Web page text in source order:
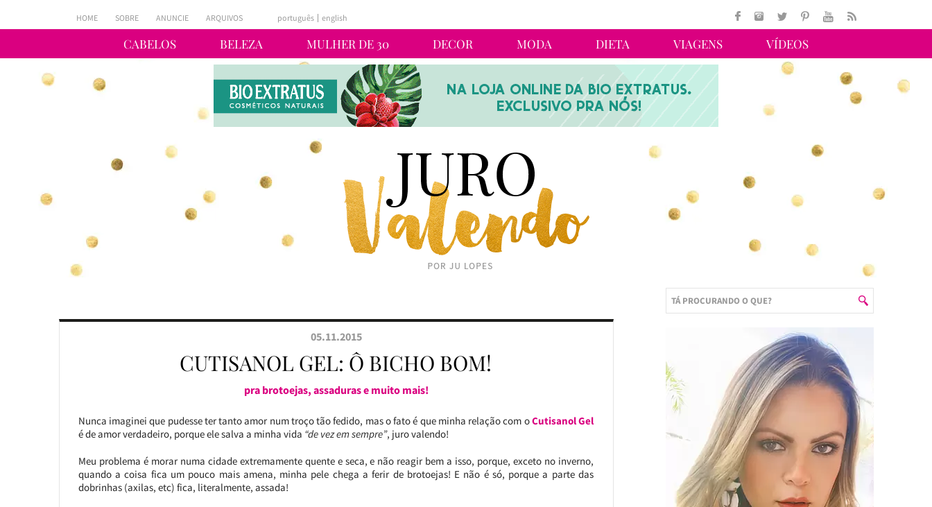
CABELOS BELEZA MULHER DE 30 DECOR MODA DIETA VIAGENS VÍDEOS
HOME SOBRE ANUNCIE ARQUIVOS português english
05.11.2015
CUTISANOL GEL: Ô BICHO BOM!
pra brotoejas, assaduras e muito mais!
Nunca imaginei que pudesse ter tanto amor num troço tão fedido, mas o fato é que minha relação com oCutisanol Gel
é de amor verdadeiro, porque ele salva a minha vida “de vez em sempre”, juro valendo!
Meu problema é morar numa cidade extremamente quente e seca, e não reagir bem a isso, porque, exceto no inverno,
quando a coisa fica um pouco mais amena, minha pele chega a ferir de brotoejas! E não é só, porque a parte das
dobrinhas (axilas, etc) fica, literalmente, assada!